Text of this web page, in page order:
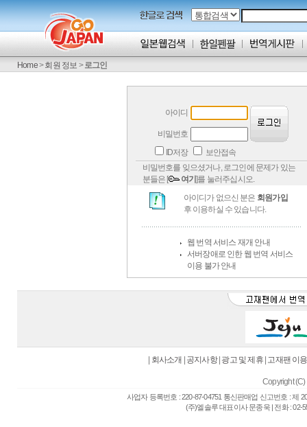
Home>회원 정보 >로그인
아이디
비밀번호
ID저장
보안접속
비밀번호를 잊으셨거나, 로그인에 문제가 있는
분들은 [
여기]를 눌러주십시오.
아이디가 없으신 분은 회원가입
후 이용하실 수 있습니다.
웹 번역 서비스 재개 안내
서버장애로 인한 웹 번역 서비스
이용 불가 안내
회사소개 공지사항| 광고 및 제휴| 고재팬 이
Copyright (C)
사업자 등록번호 : 220-87-04751 통신판매업 신고번호 : 제
(주)엘솔루 대표이사 문종욱 | 전화 : 02-